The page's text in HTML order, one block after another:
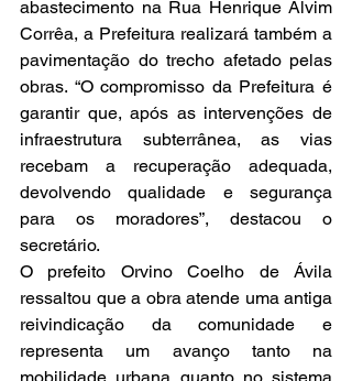
abastecimento na Rua Henrique Alvim
Corrêa, a Prefeitura realizará também a
pavimentação do trecho afetado pelas
obras. “O compromisso da Prefeitura é
garantir que, após as intervenções de
infraestrutura subterrânea, as vias
recebam a recuperação adequada,
devolvendo qualidade e segurança
para os moradores”, destacou o
secretário.
O prefeito Orvino Coelho de Ávila
ressaltou que a obra atende uma antiga
reivindicação da comunidade e
representa um avanço tanto na